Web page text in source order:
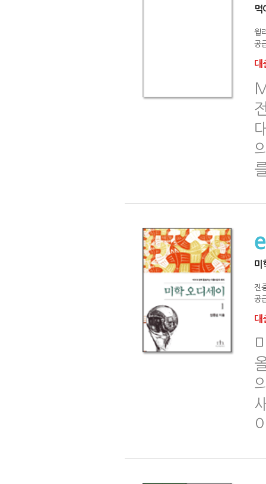
먹
윌
공
대
미
진
공
대